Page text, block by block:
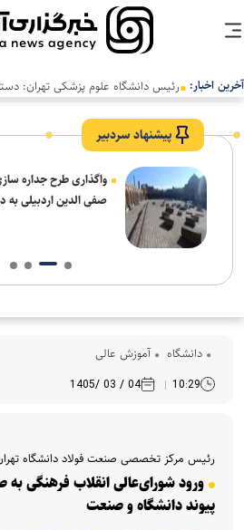
آخرین اخبار:
پیشنهاد سردبیر
واگذاری طرح جداره
صفی الدین اردبیلی به
دانشگاه آموزش عالی
10:29
04 / 03 /1405
رئیس مرکز تخصصی صنعت فولاد دانشگاه
ورود شورای‌عالی انقلاب فرهنگی
پیوند دانشگاه و صنعت